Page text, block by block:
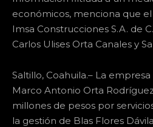
económicos, menciona que
Imsa Construcciones S.A. de
Carlos Ulises Orta Canales y
Saltillo, Coahuila.– La
Marco Antonio Orta
millones de pesos por
la gestión de Blas Flores